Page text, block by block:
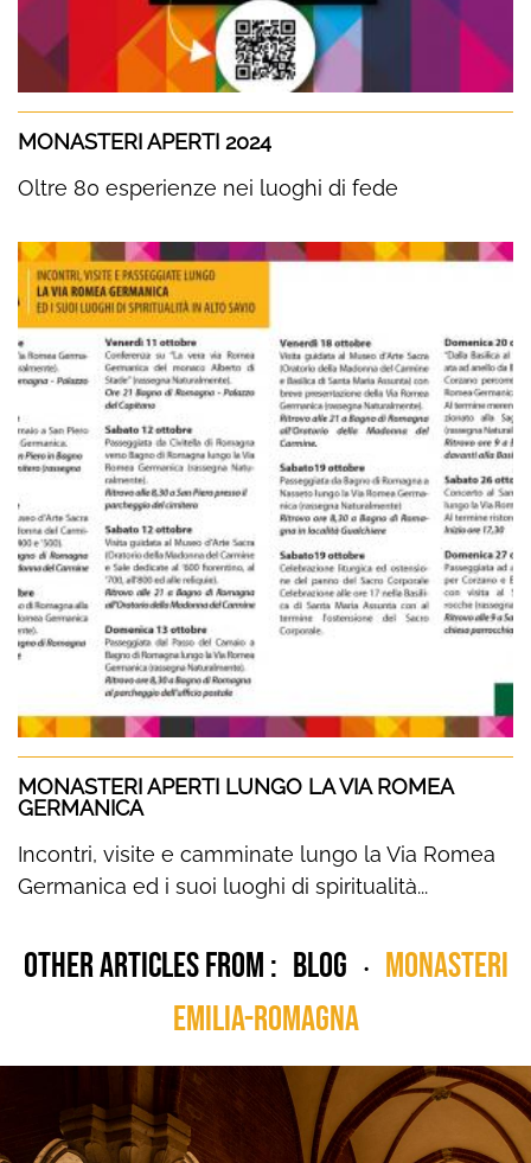
MONASTERI APERTI 2024
Oltre 80 esperienze nei luoghi di fede
MONASTERI APERTI LUNGO LA VIA ROMEA
GERMANICA
Incontri, visite e camminate lungo la Via Romea
Germanica ed i suoi luoghi di spiritualità...
Other articles from : blog •
Monasteri
Emilia-Romagna